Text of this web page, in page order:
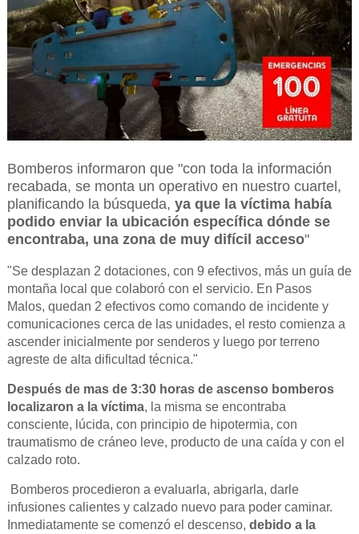
Bomberos informaron que "con toda la información
recabada, se monta un operativo en nuestro cuartel,
planificando la búsqueda, ya que la víctima había
podido enviar la ubicación específica dónde se
encontraba, una zona de muy difícil acceso"
"Se desplazan 2 dotaciones, con 9 efectivos, más un guía de
montaña local que colaboró con el servicio. En Pasos
Malos, quedan 2 efectivos como comando de incidente y
comunicaciones cerca de las unidades, el resto comienza a
ascender inicialmente por senderos y luego por terreno
agreste de alta dificultad técnica."
Después de mas de 3:30 horas de ascenso bomberos
localizaron a la víctima, la misma se encontraba
consciente, lúcida, con principio de hipotermia, con
traumatismo de cráneo leve, producto de una caída y con el
calzado roto.
Bomberos procedieron a evaluarla, abrigarla, darle
infusiones calientes y calzado nuevo para poder caminar.
Inmediatamente se comenzó el descenso, debido a la